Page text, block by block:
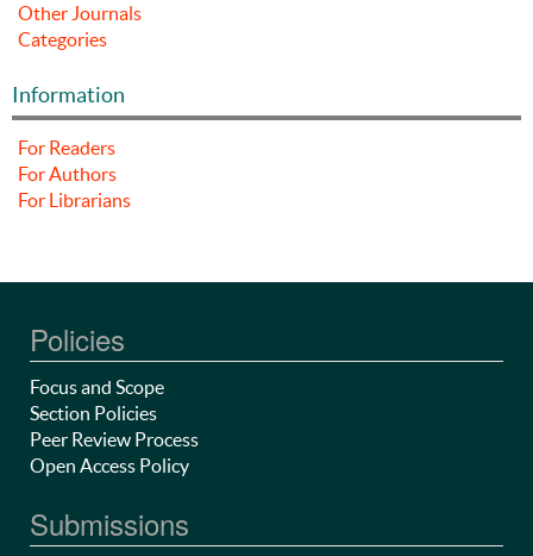
Other Journals
Categories
Information
For Readers
For Authors
For Librarians
Policies
Focus and Scope
Section Policies
Peer Review Process
Open Access Policy
Submissions